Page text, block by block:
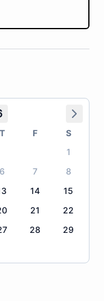
T F
S
1
6 7
8
14
15
21
22
28
29